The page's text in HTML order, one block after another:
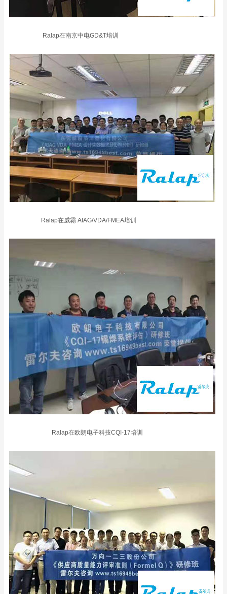
Ralap在南京中电GD&T培训
Ralap在威霸 AIAG/VDA/FMEA培训
Ralap在欧朗电子科技CQI-17培训